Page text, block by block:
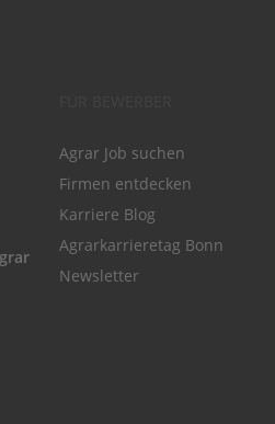
Agrar Job suchen
Firmen entdecken
Karriere Blog
Agrarkarrieretag Bonn
Newsletter